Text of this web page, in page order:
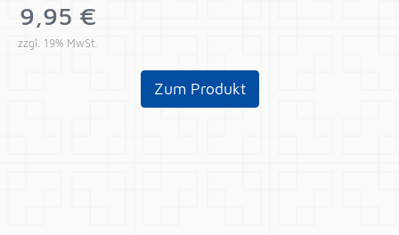
9,95 €
zzgl. 19% MwSt.
Zum Produkt